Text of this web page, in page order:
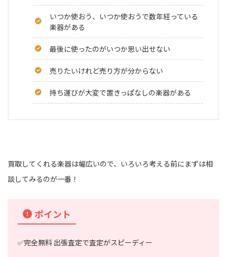
いつか使おう、いつか使おうで数年経っている
楽器がある
最後に使ったのがいつか思い出せない
売りたいけれど売り方が分からない
持ち運びが大変で置きっぱなしの楽器がある
買取してくれる楽器は幅広いので、いろいろ考える前にまずは相
談してみるのが一番！
ポイント
✅完全無料 出張査定で査定がスピーディー